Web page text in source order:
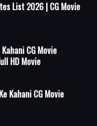
List 2026 | CG Movie
CG Movie
HD Movie
Kahani CG Movie